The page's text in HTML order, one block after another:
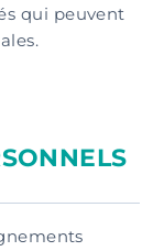
qui peuvent